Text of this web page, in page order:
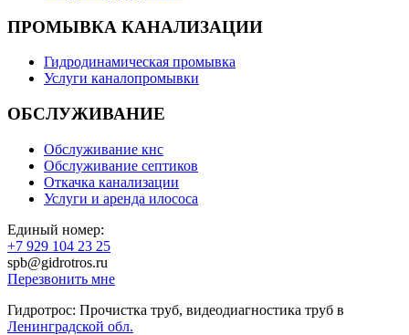
ПРОМЫВКА КАНАЛИЗАЦИИ
Гидродинамическая промывка
Услуги каналопромывки
ОБСЛУЖИВАНИЕ
Обслуживание кнс
Обслуживание септиков
Откачка канализации
Услуги и аренда илососа
Единый номер:
+7 929 104 23 25
spb@gidrotros.ru
Перезвонить мне
Гидротрос: Прочистка труб, видеодиагностика труб в
Ленинградской обл.